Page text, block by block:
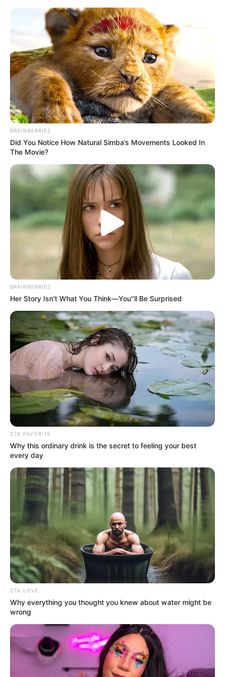
INSPIRASI
SERIES
NGAKAK
QUOTES
Billie Eilish
BRAINBERRIES
Did You Notice How Natural Simba’s Movements Looked In
The Movie?
BRAINBERRIES
Her Story Isn't What You Think—You''ll Be Surprised
CTA FAVORITE
Why this ordinary drink is the secret to feeling your best
every day
CTA LOVE
Why everything you thought you knew about water might be
wrong